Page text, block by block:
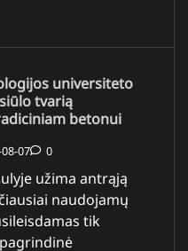
universiteto
tvarią
betonui
07 0
užima antrąją
naudojamų
tik